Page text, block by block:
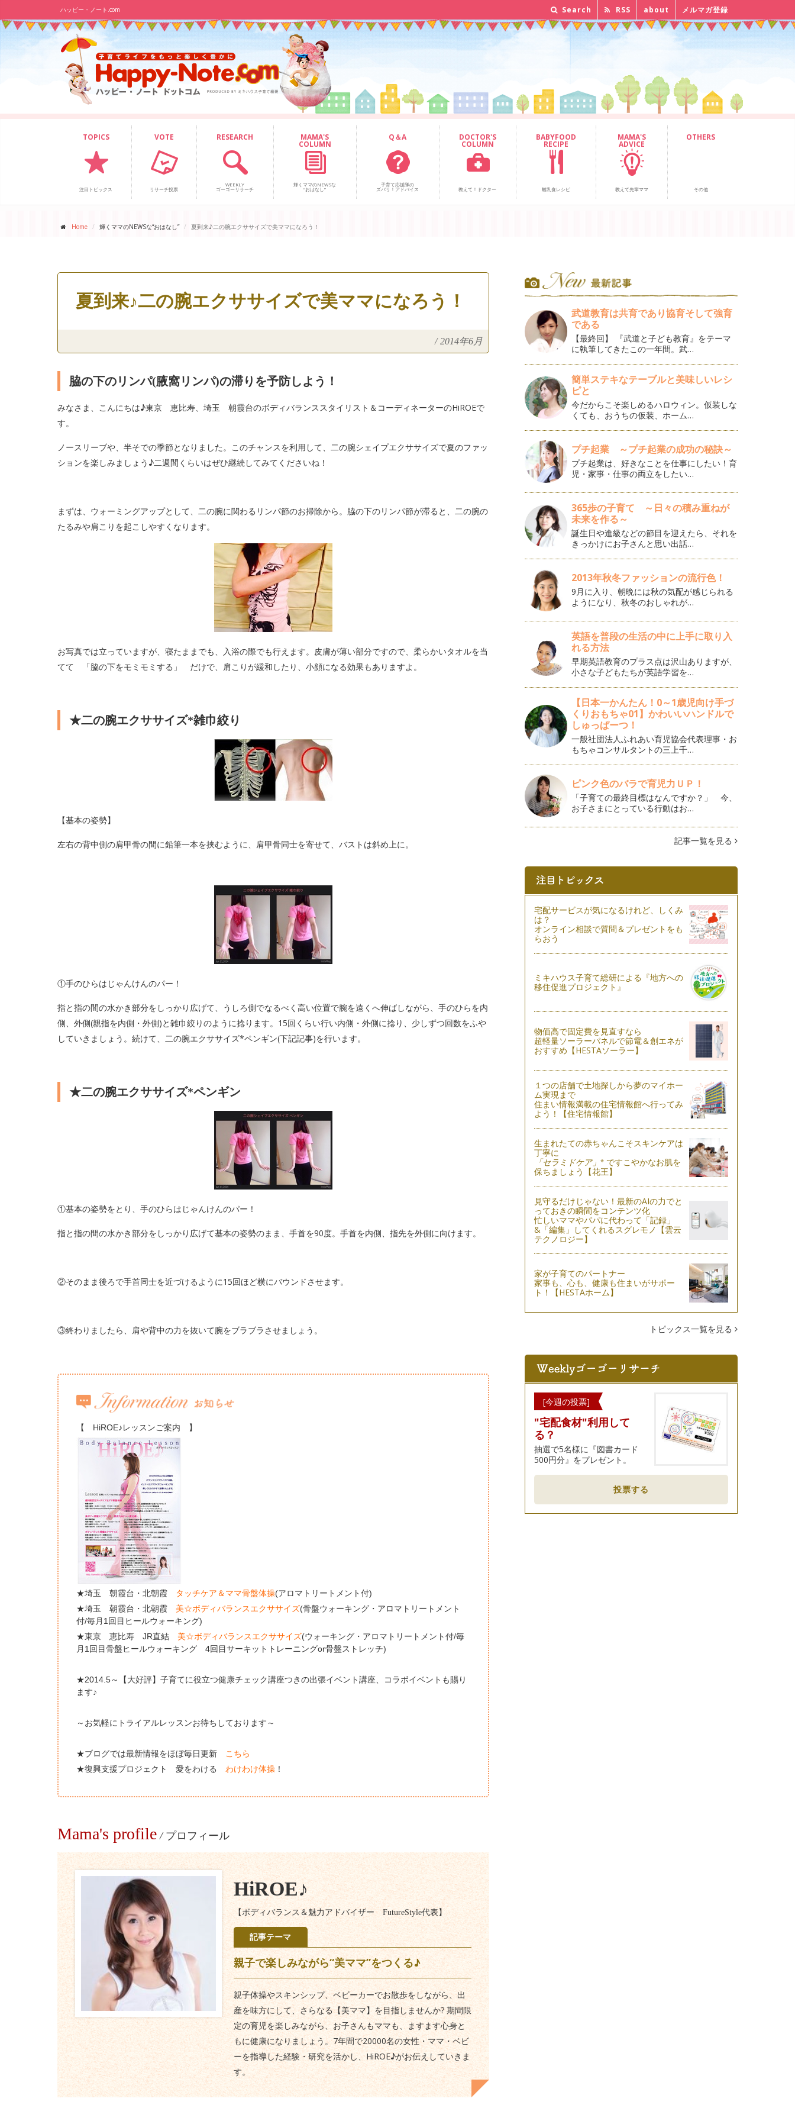
ハッピー・ノート.com Search RSS about メルマガ登録
TOPICS
注目トピックス
VOTE
リサーチ投票
RESEARCH
WEEKLY
ゴーゴーリサーチ
MAMA'S
COLUMN
輝くママのNEWSな
“おはなし”
Q＆A
子育て応援隊の
ズバリ！アドバイス
DOCTOR'S
COLUMN
教えて！ドクター
BABYFOOD
RECIPE
離乳食レシピ
MAMA'S
ADVICE
教えて先輩ママ
OTHERS
その他
Home 輝くママのNEWSな“おはなし” 夏到来♪二の腕エクササイズで美ママになろう！
夏到来♪二の腕エクササイズで美ママになろう！
/ 2014年6月
脇の下のリンパ(腋窩リンパ)の滞りを予防しよう！
みなさま、こんにちは♪東京 恵比寿、埼玉 朝霞台のボディバランススタイリスト＆コーディネーターのHiROEで
す。
ノースリーブや、半そでの季節となりました。このチャンスを利用して、二の腕シェイプエクササイズで夏のファッ
ションを楽しみましょう♪二週間くらいはぜひ継続してみてくださいね！
まずは、ウォーミングアップとして、二の腕に関わるリンパ節のお掃除から。脇の下のリンパ節が滞ると、二の腕の
たるみや肩こりを起こしやすくなります。
お写真では立っていますが、寝たままでも、入浴の際でも行えます。皮膚が薄い部分ですので、柔らかいタオルを当
てて 「脇の下をモミモミする」 だけで、肩こりが緩和したり、小顔になる効果もありますよ。
★二の腕エクササイズ*雑巾絞り
【基本の姿勢】
左右の背中側の肩甲骨の間に鉛筆一本を挟むように、肩甲骨同士を寄せて、バストは斜め上に。
①手のひらはじゃんけんのパー！
指と指の間の水かき部分をしっかり広げて、うしろ側でなるべく高い位置で腕を遠くへ伸ばしながら、手のひらを内
側、外側(親指を内側・外側)と雑巾絞りのように捻ります。15回くらい行い内側・外側に捻り、少しずつ回数をふや
していきましょう。続けて、二の腕エクササイズ*ペンギン(下記記事)を行います。
★二の腕エクササイズ*ペンギン
①基本の姿勢をとり、手のひらはじゃんけんのパー！
指と指の間の水かき部分をしっかり広げて基本の姿勢のまま、手首を90度。手首を内側、指先を外側に向けます。
②そのまま後ろで手首同士を近づけるように15回ほど横にバウンドさせます。
③終わりましたら、肩や背中の力を抜いて腕をブラブラさせましょう。
【 HiROE♪レッスンご案内 】
★埼玉 朝霞台・北朝霞 タッチケア＆ママ骨盤体操(アロマトリートメント付)
★埼玉 朝霞台・北朝霞 美☆ボディバランスエクササイズ(骨盤ウォーキング・アロマトリートメント
付/毎月1回目ヒールウォーキング)
★東京 恵比寿 JR直結 美☆ボディバランスエクササイズ(ウォーキング・アロマトリートメント付/毎
月1回目骨盤ヒールウォーキング 4回目サーキットトレーニングor骨盤ストレッチ)
★2014.5～【大好評】子育てに役立つ健康チェック講座つきの出張イベント講座、コラボイベントも賜り
ます♪
～お気軽にトライアルレッスンお待ちしております～
★ブログでは最新情報をほぼ毎日更新
こちら
★復興支援プロジェクト 愛をわける わけわけ体操！
Mama's profile / プロフィール
HiROE♪
【ボディバランス＆魅力アドバイザー FutureStyle代表】
記事テーマ
親子で楽しみながら“美ママ”をつくる♪
親子体操やスキンシップ、ベビーカーでお散歩をしながら、出
産を味方にして、さらなる【美ママ】を目指しませんか? 期間限
定の育児を楽しみながら、お子さんもママも、ますます心身と
もに健康になりましょう。7年間で20000名の女性・ママ・ベビ
ーを指導した経験・研究を活かし、HiROE♪がお伝えしていきま
す。
武道教育は共育であり協育そして強育
である
【最終回】 『武道と子ども教育』をテーマ
に執筆してきたこの一年間。武…
簡単ステキなテーブルと美味しいレシ
ピと
今だからこそ楽しめるハロウィン。仮装しな
くても、おうちの仮装、ホーム…
プチ起業 ～プチ起業の成功の秘訣～
プチ起業は、好きなことを仕事にしたい！育
児・家事・仕事の両立をしたい…
365歩の子育て ～日々の積み重ねが
未来を作る～
誕生日や進級などの節目を迎えたら、それを
きっかけにお子さんと思い出話…
2013年秋冬ファッションの流行色！
9月に入り、朝晩には秋の気配が感じられる
ようになり、秋冬のおしゃれが…
英語を普段の生活の中に上手に取り入
れる方法
早期英語教育のプラス点は沢山ありますが、
小さな子どもたちが英語学習を…
【日本一かんたん！0～1歳児向け手づ
くりおもちゃ01】かわいいハンドルで
しゅっぱーつ！
一般社団法人ふれあい育児協会代表理事・お
もちゃコンサルタントの三上千…
ピンク色のバラで育児力ＵＰ！
「子育ての最終目標はなんですか？」 今、
お子さまにとっている行動はお…
記事一覧を見る
宅配サービスが気になるけれど、しくみ
は？
オンライン相談で質問＆プレゼントをも
らおう
ミキハウス子育て総研による『地方への
移住促進プロジェクト』
物価高で固定費を見直すなら
超軽量ソーラーパネルで節電＆創エネが
おすすめ【HESTAソーラー】
１つの店舗で土地探しから夢のマイホー
ム実現まで
住まい情報満載の住宅情報館へ行ってみ
よう！【住宅情報館】
生まれたての赤ちゃんこそスキンケアは
丁寧に
「セラミドケア」 ※ですこやかなお肌を
保ちましょう【花王】
見守るだけじゃない！最新のAIの力でと
っておきの瞬間をコンテンツ化
忙しいママやパパに代わって「記録」
&「編集」してくれるスグレモノ【雲云
テクノロジー】
家が子育てのパートナー
家事も、心も、健康も住まいがサポー
ト！【HESTAホーム】
トピックス一覧を見る
[今週の投票]
"宅配食材"利用して
る？
抽選で5名様に『図書カード
500円分』をプレゼント。
投票する